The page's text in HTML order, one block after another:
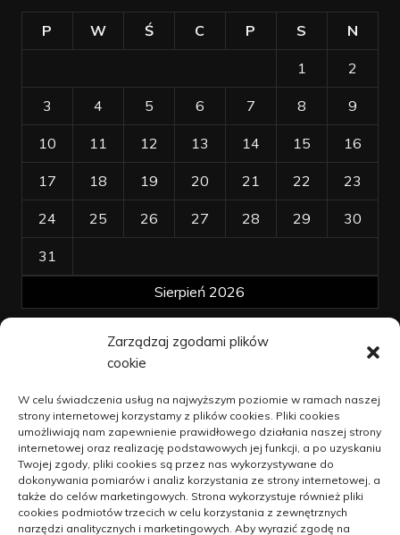
Zarządzaj zgodami plików
cookie
W celu świadczenia usług na najwyższym poziomie w ramach naszej
strony internetowej korzystamy z plików cookies. Pliki cookies
umożliwiają nam zapewnienie prawidłowego działania naszej strony
internetowej oraz realizację podstawowych jej funkcji, a po uzyskaniu
Twojej zgody, pliki cookies są przez nas wykorzystywane do
dokonywania pomiarów i analiz korzystania ze strony internetowej, a
także do celów marketingowych. Strona wykorzystuje również pliki
cookies podmiotów trzecich w celu korzystania z zewnętrznych
narzędzi analitycznych i marketingowych. Aby wyrazić zgodę na
Sierpień 2026
P W Ś C P S N
1 2
3 4 5 6 7 8 9
10 11 12 13 14 15 16
17 18 19 20 21 22 23
24 25 26 27 28 29 30
31
Polityka plików cookies (EU)
Polityka prywatności
Jak unowocześniać dzialalność na
wsi